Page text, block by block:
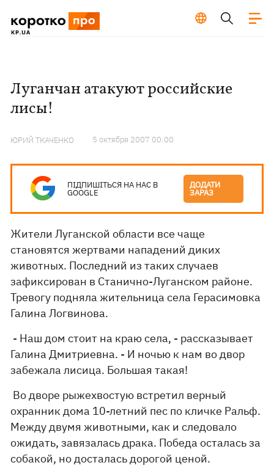
Луганчан атакуют российские
лисы!
ЮРИЙ ТКАЧЕНКО 5 октября 2007 00:00
ПІДПИШІТЬСЯ НА НАС В
GOOGLE
ДОДАТИ
ЗАРАЗ
Жители Луганской области все чаще
становятся жертвами нападений диких
животных. Последний из таких случаев
зафиксирован в Станично-Луганском районе.
Тревогу подняла жительница села Герасимовка
Галина Логвинова.
- Наш дом стоит на краю села, - рассказывает
Галина Дмитриевна. - И ночью к нам во двор
забежала лисица. Большая такая!
Во дворе рыжехвостую встретил верный
охранник дома 10-летний пес по кличке Ральф.
Между двумя животными, как и следовало
ожидать, завязалась драка. Победа осталась за
собакой, но досталась дорогой ценой.